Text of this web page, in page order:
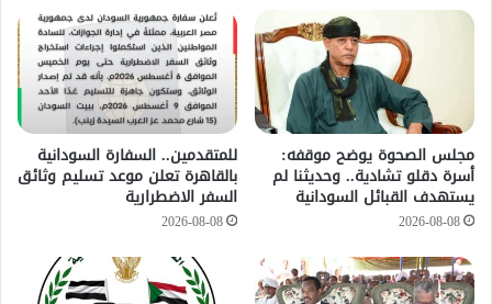
مجلس الصحوة يوضح موقفه:
أسرة دقلو تشادية.. وحديثنا لم
يستهدف القبائل السودانية
2026-08-08
للمتقدمين.. السفارة السودانية
بالقاهرة تعلن موعد تسليم وثائق
السفر الاضطرارية
2026-08-08